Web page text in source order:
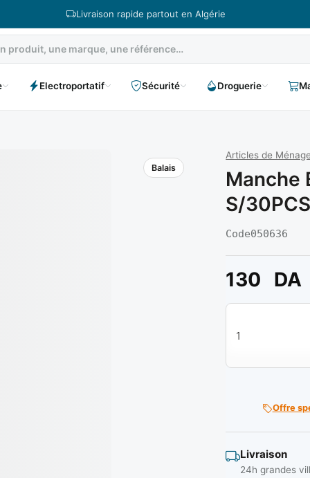
Livraison rapide partout en Algérie
Electroportatif Sécurité Droguerie
Balais
Articles de
Manche
S/
Code050636
130 DA
quantité de
Offre
Livraison
24h grandes